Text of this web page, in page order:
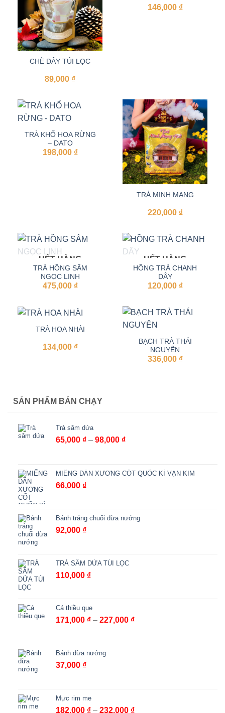
CHÈ DÂY TÚI LỌC
89,000 ₫
146,000 ₫
TRÀ KHỔ HOA RỪNG
– DATO
198,000 ₫
TRÀ MINH MẠNG
220,000 ₫
HẾT HÀNG
TRÀ HỒNG SÂM
NGỌC LINH
475,000 ₫
HẾT HÀNG
HỒNG TRÀ CHANH
DÂY
120,000 ₫
TRÀ HOA NHÀI
134,000 ₫
BẠCH TRÀ THÁI
NGUYÊN
336,000 ₫
SẢN PHẨM BÁN CHẠY
Trà sâm dứa
65,000 ₫ – 98,000 ₫Khoảng
65,000 ₫
MIẾNG DÁN XƯƠNG CỐT QUỐC KÌ VẠN KIM
66,000 ₫
Bánh tráng chuối dừa nướng
92,000 ₫
TRÀ SÂM DỨA TÚI LỌC
110,000 ₫
Cá thiều que
171,000 ₫ – 227,000 ₫Khoảng
Bánh dừa nướng
37,000 ₫
Mực rim me
182,000 ₫ – 232,000 ₫Khoảng